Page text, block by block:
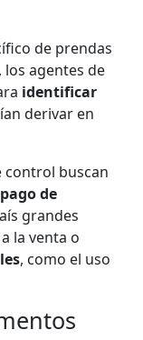
de prendas
los agentes de
identificar
derivar en
control buscan
de
grandes
la venta o
, como el uso